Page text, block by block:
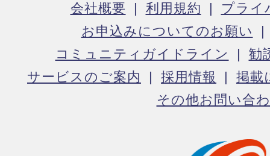
会社概要 利用規約
プライ
お申込みについてのお願い
コミュニティガイドライン
勧
サービスのご案内
採用情報
掲載
その他お問い合